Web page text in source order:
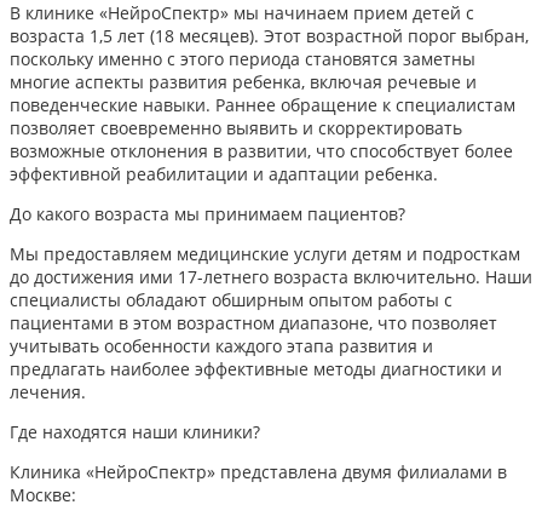
В клинике «НейроСпектр» мы начинаем прием детей с
возраста 1,5 лет (18 месяцев). Этот возрастной порог выбран,
поскольку именно с этого периода становятся заметны
многие аспекты развития ребенка, включая речевые и
поведенческие навыки. Раннее обращение к специалистам
позволяет своевременно выявить и скорректировать
возможные отклонения в развитии, что способствует более
эффективной реабилитации и адаптации ребенка.​
До какого возраста мы принимаем пациентов?
Мы предоставляем медицинские услуги детям и подросткам
до достижения ими 17-летнего возраста включительно. Наши
специалисты обладают обширным опытом работы с
пациентами в этом возрастном диапазоне, что позволяет
учитывать особенности каждого этапа развития и
предлагать наиболее эффективные методы диагностики и
лечения.​
Где находятся наши клиники?
Клиника «НейроСпектр» представлена двумя филиалами в
Москве:​